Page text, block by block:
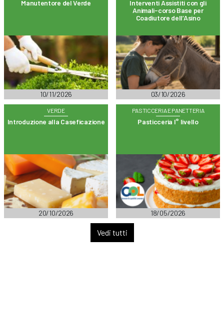
Manutentore del Verde
10/11/2026
Interventi Assistiti con gli
Animali-corso Base per
Coadiutore dell’Asino
03/10/2026
VERDE
Introduzione alla Caseficazione
20/10/2026
PASTICCERIA E PANETTERIA
Pasticceria I° livello
18/05/2026
Vedi tutti